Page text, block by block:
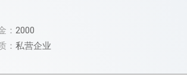
： 2000
： 私营企业